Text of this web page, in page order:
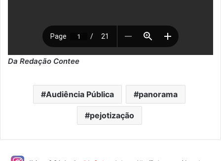
Da Redação Contee
Audiência Pública panorama
pejotização